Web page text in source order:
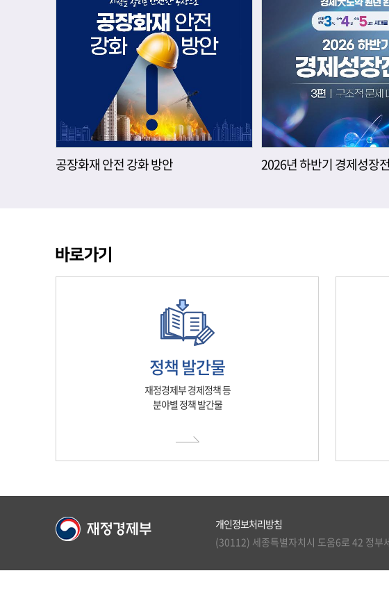
공장화재 안전 강화 방안
정책 발간물
재정경제부 경제정책 등
분야별 정책 발간물
개인정보처리방침
(30112) 세종특별자치시 도움6로 42 정